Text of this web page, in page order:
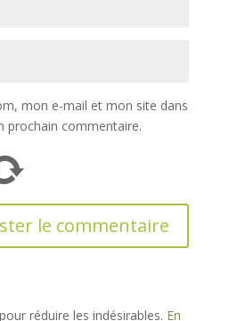
mon e-mail et mon site dans
prochain commentaire.
réduire les indésirables. En